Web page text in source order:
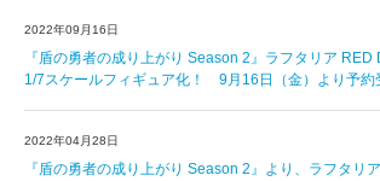
2022年09月16日
『盾の勇者の成り上がり Season 2』ラフタリア RED
1/7スケールフィギュア化！ 9月16日（金）より予約
2022年04月28日
『盾の勇者の成り上がり Season 2』より、ラフタリ